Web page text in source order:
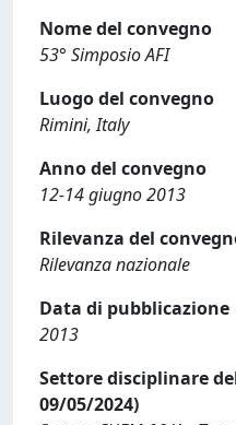
Nome del convegno
53° Simposio AFI
Luogo del convegno
Rimini, Italy
Anno del convegno
12-14 giugno 2013
Rilevanza del
Rilevanza nazionale
Data di pubblicazione
2013
Settore disciplinare
09/05/2024)